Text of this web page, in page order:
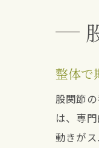
整体で
股関節
は、専
動きが